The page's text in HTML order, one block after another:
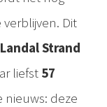
Dit
Strand
liefst 57
nieuws: deze